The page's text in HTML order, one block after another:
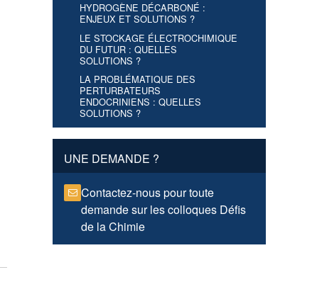
HYDROGÈNE DÉCARBONÉ :
ENJEUX ET SOLUTIONS ?
LE STOCKAGE ÉLECTROCHIMIQUE
DU FUTUR : QUELLES
SOLUTIONS ?
LA PROBLÉMATIQUE DES
PERTURBATEURS
ENDOCRINIENS : QUELLES
SOLUTIONS ?
UNE DEMANDE ?
Contactez-nous pour toute
demande sur les colloques Défis
de la Chimie